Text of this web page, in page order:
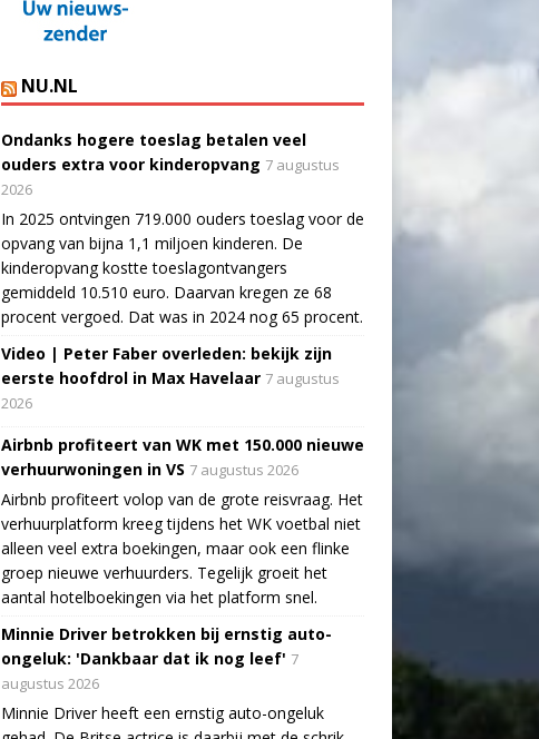
NU.NL
Ondanks hogere toeslag betalen veel
ouders extra voor kinderopvang 7 augustus
2026
In 2025 ontvingen 719.000 ouders toeslag voor de
opvang van bijna 1,1 miljoen kinderen. De
kinderopvang kostte toeslagontvangers
gemiddeld 10.510 euro. Daarvan kregen ze 68
procent vergoed. Dat was in 2024 nog 65 procent.
Video | Peter Faber overleden: bekijk zijn
eerste hoofdrol in Max Havelaar 7 augustus
2026
Airbnb profiteert van WK met 150.000 nieuwe
verhuurwoningen in VS 7 augustus 2026
Airbnb profiteert volop van de grote reisvraag. Het
verhuurplatform kreeg tijdens het WK voetbal niet
alleen veel extra boekingen, maar ook een flinke
groep nieuwe verhuurders. Tegelijk groeit het
aantal hotelboekingen via het platform snel.
Minnie Driver betrokken bij ernstig auto-
ongeluk: 'Dankbaar dat ik nog leef' 7
augustus 2026
Minnie Driver heeft een ernstig auto-ongeluk